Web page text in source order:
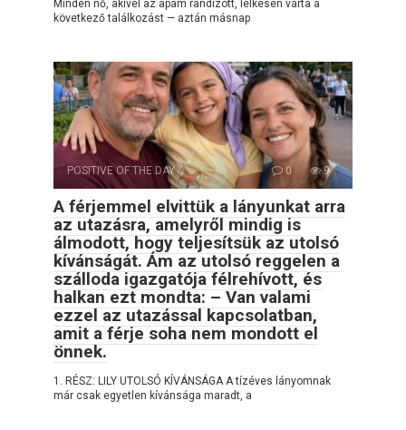
Minden nő, akivel az apám randizott, lelkesen várta a
következő találkozást — aztán másnap
POSITIVE OF THE DAY 0 9
A férjemmel elvittük a lányunkat arra
az utazásra, amelyről mindig is
álmodott, hogy teljesítsük az utolsó
kívánságát. Ám az utolsó reggelen a
szálloda igazgatója félrehívott, és
halkan ezt mondta: – Van valami
ezzel az utazással kapcsolatban,
amit a férje soha nem mondott el
önnek.
1. RÉSZ: LILY UTOLSÓ KÍVÁNSÁGA A tízéves lányomnak
már csak egyetlen kívánsága maradt, a